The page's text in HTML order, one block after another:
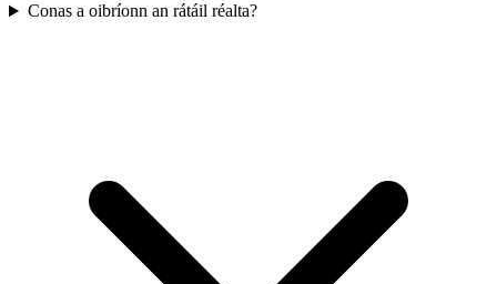
Conas a oibríonn an rátáil réalta?